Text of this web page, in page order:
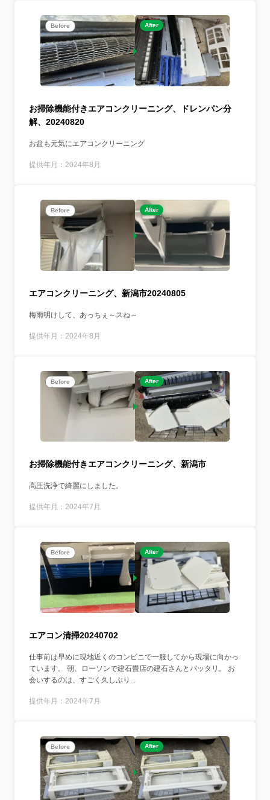
Before After
お掃除機能付きエアコンクリーニング、ドレンパン分
解、20240820
お盆も元気にエアコンクリーニング
提供年月：2024年8月
Before After
エアコンクリーニング、新潟市20240805
梅雨明けして、あっちぇ～スね～
提供年月：2024年8月
Before After
お掃除機能付きエアコンクリーニング、新潟市
高圧洗浄で綺麗にしました。
提供年月：2024年7月
Before After
エアコン清掃20240702
仕事前は早めに現地近くのコンビニで一服してから現場に向かっ
ています。 朝、ローソンで建石畳店の建石さんとバッタリ。 お
会いするのは、すごく久しぶり...
提供年月：2024年7月
Before After